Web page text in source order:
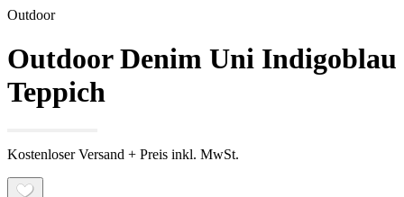
Outdoor
Outdoor Denim Uni Indigoblau
Teppich
Kostenloser Versand + Preis inkl. MwSt.